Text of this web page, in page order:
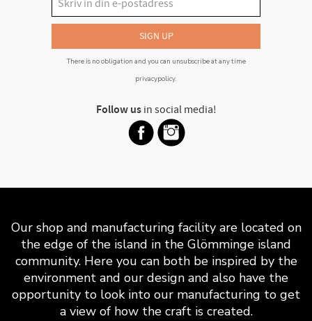
SIGN UP
There is no obligation and you can unsubscribe at any time
privacypolicy.
Follow usin social media!
Our shop and manufacturing facility are located on
the edge of the island in the Glömminge island
community. Here you can both be inspired by the
environment and our design and also have the
opportunity to look into our manufacturing to get
a view of how the craft is created.